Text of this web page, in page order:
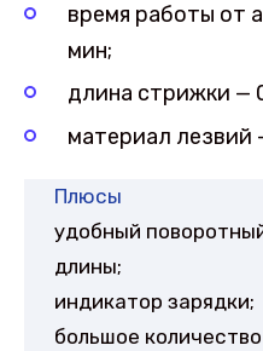
время работы от
мин;
длина стрижки —
материал лезвий
Плюсы
удобный
длины;
индикатор зарядки;
большое